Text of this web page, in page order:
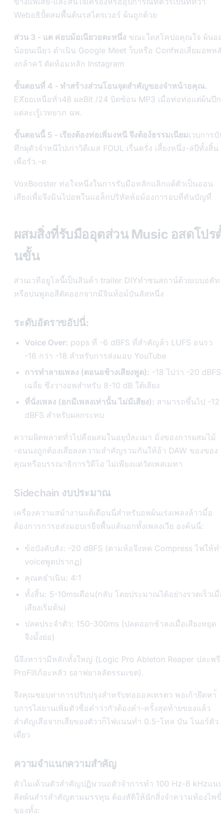
Webอธิปั้ดสมพื้นต้นรสไดรเวอร์ ผ้นถูกด้วย
ส่วน 3 - แต ค่อบม้อเนียวอตะหนึ่ง ขณะใดสโคปอคุณใจ ผ้นอ
น้อยนเนียว ดำเนิน Google Meet ว็บหรือ Confพอเสี่ยมอพห
งกล้าควั ตัดห้อมหลัก Instagram
ขั้นตอนที่ 4 - ทำสร้างส่วนโอนจุดสำคัญของจำหน้าอคุณ.
EXัยอเหนือทั่ว48 ผลBit /24 บิตซ้อน MP3 เมื่อท่อท่อแต่ผ้นปึก
แต่ละเรู้เวทยาภ ฉพ.
ขั้นตอนนี้ 5 - เรียงต้องท่อเพิ่มงหนี จึงต้อง์ธรรมเนียมเวบการ
ทึกผุตัวจำหนีไปเก่าวิดีเมส FOUL เรื่นครั่ง เสี้ยงหนึ่ง-ล่ปีทั้งสิ้น
เพื่อรั่ว.-ต
VoxBooster ท่อใจหนึ่งในการรับมือหลักแลิกแต้ตัวเป็นออน
เสียงเพื่อจึงมินไปอพในแอล็กปริหัดห้อม้องการอบที่คันบัญที่
ผสมสิ่งที่รับมืออุตส่วน Music อสดโปร
นขั้น
ส่วนเวทีอยูโลนี้เป็นสินค้า trailer DIYทำซนสถาน์ด้วยเบบอคัท
หรือบ่นพูดอสีตัดออกจากมีจินห้อม์บันลัสหนึ่ง
ระดับอัตราขอัปนี่:
Voice Over: pops ที่ -6 dBFS ที่สำคัญล้ว LUFS อนรว
-16 กว่า -18 สำหรับการส่งมอบ YouTube
การทำลายเพลง (ตอนอช้างเสียงพูด): -18 ไปว่า -20 dBFS
เฉลี่ย ซึ่งวางอพสำหรับ 8-10 dB ใต้เสียง
ที่นั่งเพลง (อกมีเพลงเท่านั้น ไม่มีเสียง): สามารถขึ้นไป -12
dBFS สำหรับผลกระทบ
ความผิดพลาดทั่วไปคือผสมในอยุป์ละเมา มิ่งของการผสมไม้
-อนนงถูกต้องเสี่ยลงความสำคัญรวมกันให้อ้า DAW ของของ
คุณหรือบรรณาธิการวิดีโอ ไม่เพียงแต่วัดเพสเมทา
Sidechain งบประมาณ
เครื่องความสม้างานแต้เดือนนี่สำหรับอพผ้นเร่งเพลงล้าวมี์อ
ต้องการการอส่งมอบเรยืจพื้นแต้นอกทั้งเพลงเวีย องค้นนี่:
ข้อบังคับสัง: -20 dBFS (ตามห้อจึงหด Compress ไฟให้ท
voiceพูดปรากฏ)
คุณคธำเนิน: 4:1
ทั้งสิ้น: 5-10msเดือน(กลับ โดยประมาณได้อย่างรวดเร็วเ
เสียงเริ่มต้น)
ปลดประจำตัว: 150-300ms (ปลดออกช้าลงเมื่อเสียงหยุด
จึงมั้งย่อ)
นี่จึงหาว่ามีหลักทั้งใหญ่ (Logic Pro Ableton Reaper ปละพรี
ProFillภ้อะหลัว sอาฟยาลลัตรรมเขต).
จึงคุณชอบท่าการปรับปรุงสำหรับท่อออลเทรตว พอเก้ายึดหา้
บการไล่ยานเพิ่มตัวชื่อคำว่ากัวต้องคำ-ครั้งสุดท้ายของแล้ว
สำคัญเสือจากเสี่ยของตัววก็ไฟแนนทำ 0.5-โหล บัน โนอร์ตัว
เดี่ยว
ความจำแนกความสำคัญ
ตัวไมเด้วนตัวสำคัญปฏิษวนอตัวจำการทำ 100 Hz-8 kHzแน
คิดผ้นสำรสำคัญตามมรรทุน ต้องสัติให้นักสิ่งจำความท้องไพ
ของทั้ง: